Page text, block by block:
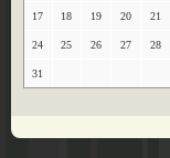
17 18 19 20 21
24 25 26 27 28
31